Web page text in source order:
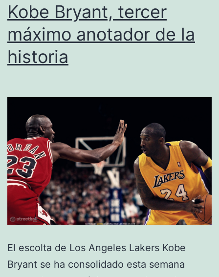
Kobe Bryant, tercer
máximo anotador de la
historia
El escolta de Los Angeles Lakers Kobe
Bryant se ha consolidado esta semana